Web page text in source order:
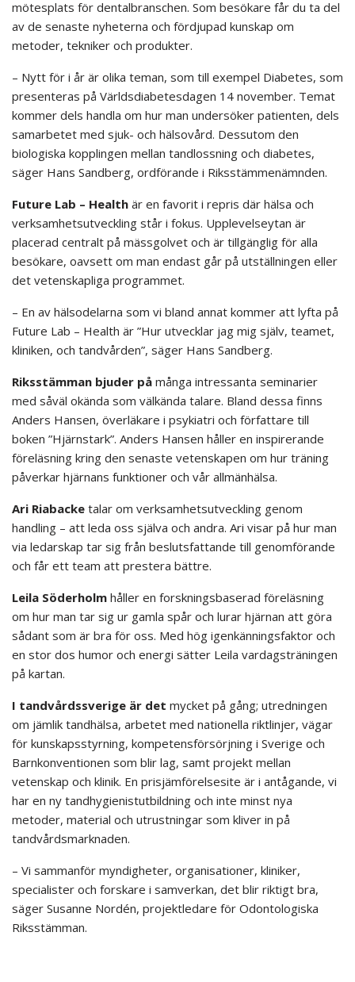
mötesplats för dentalbranschen. Som besökare får du ta del
av de senaste nyheterna och fördjupad kunskap om
metoder, tekniker och produkter.
– Nytt för i år är olika teman, som till exempel Diabetes, som
presenteras på Världsdiabetesdagen 14 november. Temat
kommer dels handla om hur man undersöker patienten, dels
samarbetet med sjuk- och hälsovård. Dessutom den
biologiska kopplingen mellan tandlossning och diabetes,
säger Hans Sandberg, ordförande i Riksstämmenämnden.
Future Lab – Health är en favorit i repris där hälsa och
verksamhetsutveckling står i fokus. Upplevelseytan är
placerad centralt på mässgolvet och är tillgänglig för alla
besökare, oavsett om man endast går på utställningen eller
det vetenskapliga programmet.
– En av hälsodelarna som vi bland annat kommer att lyfta på
Future Lab – Health är ”Hur utvecklar jag mig själv, teamet,
kliniken, och tandvården”, säger Hans Sandberg.
Riksstämman bjuder på många intressanta seminarier
med såväl okända som välkända talare. Bland dessa finns
Anders Hansen, överläkare i psykiatri och författare till
boken ”Hjärnstark”. Anders Hansen håller en inspirerande
föreläsning kring den senaste vetenskapen om hur träning
påverkar hjärnans funktioner och vår allmänhälsa.
Ari Riabacke talar om verksamhetsutveckling genom
handling – att leda oss själva och andra. Ari visar på hur man
via ledarskap tar sig från beslutsfattande till genomförande
och får ett team att prestera bättre.
Leila Söderholm håller en forskningsbaserad föreläsning
om hur man tar sig ur gamla spår och lurar hjärnan att göra
sådant som är bra för oss. Med hög igenkänningsfaktor och
en stor dos humor och energi sätter Leila vardagsträningen
på kartan.
I tandvårdssverige är det mycket på gång; utredningen
om jämlik tandhälsa, arbetet med nationella riktlinjer, vägar
för kunskapsstyrning, kompetensförsörjning i Sverige och
Barnkonventionen som blir lag, samt projekt mellan
vetenskap och klinik. En prisjämförelsesite är i antågande, vi
har en ny tandhygienistutbildning och inte minst nya
metoder, material och utrustningar som kliver in på
tandvårdsmarknaden.
– Vi sammanför myndigheter, organisationer, kliniker,
specialister och forskare i samverkan, det blir riktigt bra,
säger Susanne Nordén, projektledare för Odontologiska
Riksstämman.